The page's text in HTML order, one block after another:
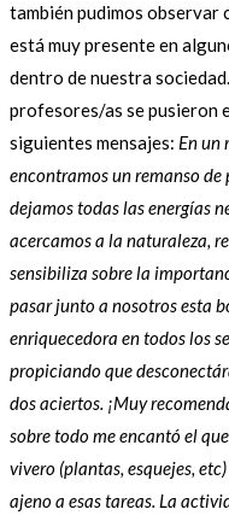
también pudimos observar
está muy presente en
dentro de nuestra
profesores/as se pusieron
siguientes mensajes: En un
encontramos un remanso de
dejamos todas las energías
acercamos a la naturaleza,
sensibiliza sobre la
pasar junto a nosotros esta
enriquecedora en todos los
propiciando que
dos aciertos. ¡Muy
sobre todo me encantó el
vivero (plantas, esquejes,
ajeno a esas tareas. La